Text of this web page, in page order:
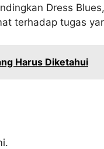
Dress
terhadap tugas
Harus Diketahui